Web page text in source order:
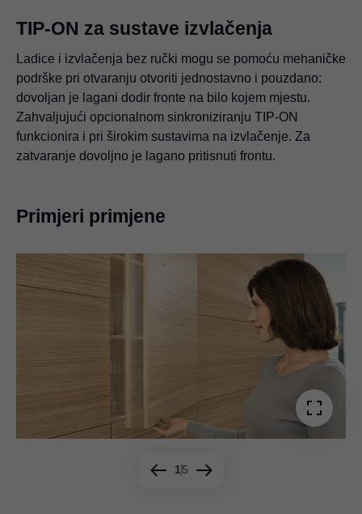
TIP-ON za sustave izvlačenja
Ladice i izvlačenja bez ručki mogu se pomoću mehaničke
podrške pri otvaranju otvoriti jednostavno i pouzdano:
dovoljan je lagani dodir fronte na bilo kojem mjestu.
Zahvaljujući opcionalnom sinkroniziranju TIP-ON
funkcionira i pri širokim sustavima na izvlačenje. Za
zatvaranje dovoljno je lagano pritisnuti frontu.
Primjeri primjene
15